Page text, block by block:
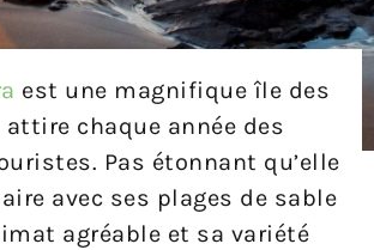
est une magnifique île des
chaque année des
Pas étonnant qu’elle
avec ses plages de sable
agréable et sa variété